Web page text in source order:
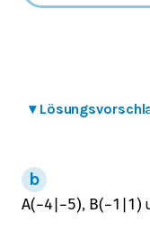
▾
A(−4 −5), B(−1 1 )